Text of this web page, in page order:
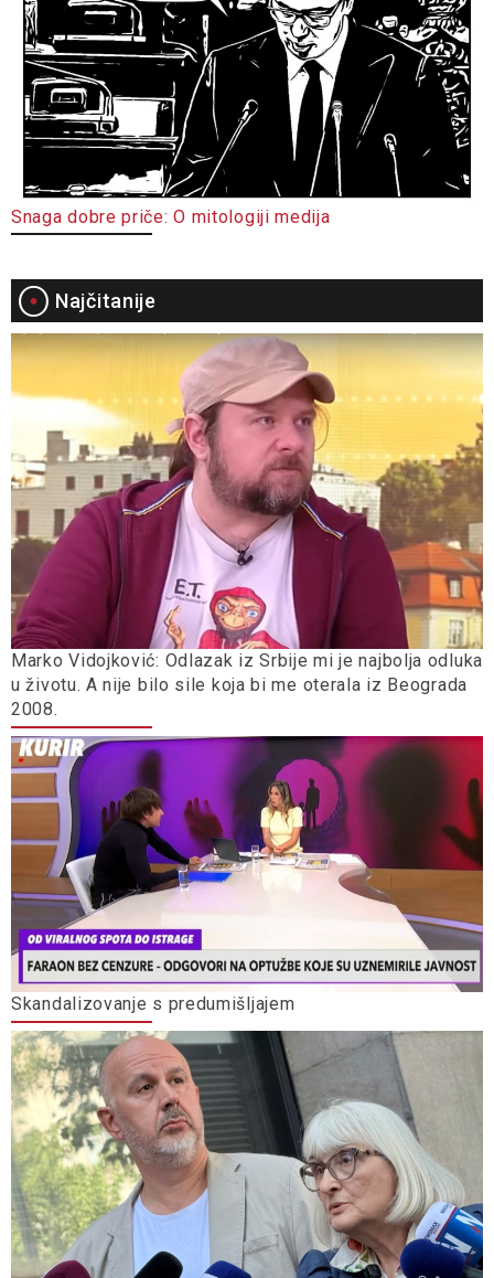
Snaga dobre priče: O mitologiji medija
Najčitanije
Marko Vidojković: Odlazak iz Srbije mi je najbolja odluka
u životu. A nije bilo sile koja bi me oterala iz Beograda
2008.
Skandalizovanje s predumišljajem